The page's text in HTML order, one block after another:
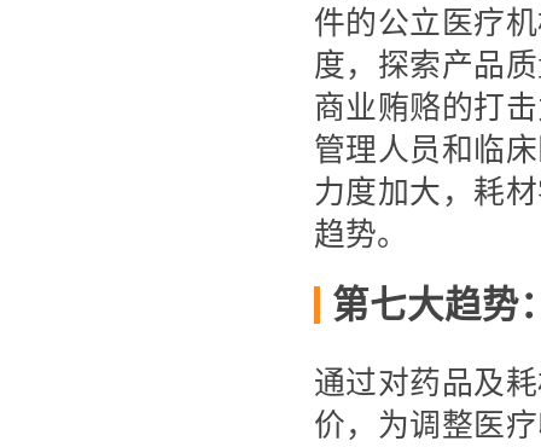
件的公立医疗
度，探索产品
商业贿赂的打
管理人员和临
力度加大，耗
趋势。
第七大趋势
通过对药品及
价，为调整医